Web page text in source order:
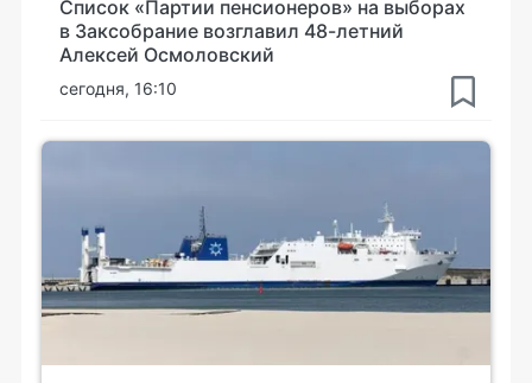
Список «Партии пенсионеров» на выборах
в Заксобрание возглавил 48-летний
Алексей Осмоловский
сегодня, 16:10